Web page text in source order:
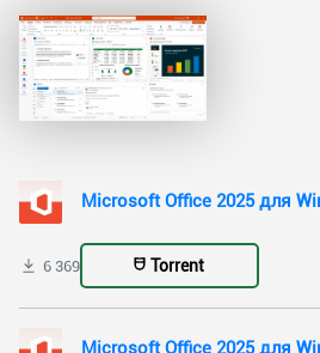
Microsoft Office 2025 для
6 369 Torrent